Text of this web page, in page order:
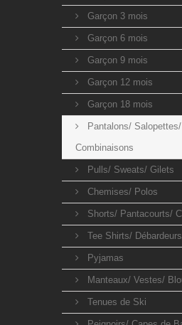
Garçon 3 mois
Garçon 6 mois
Garçon 9 mois
Garçon 12 mois
Garçon 18 mois
Pantalons/ Salopettes/
Combinaisons
Pulls/ Sweats/ Gilets
Chemises/ Polos
Shorts/ Pantacourts/
Tee Shirts/
Pyjamas
Manteaux/ Vestes/
Tenues de Ski